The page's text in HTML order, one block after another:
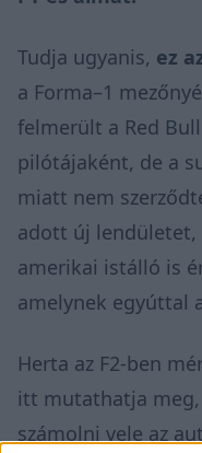
Tudja ugyanis, ez
a Forma–1
felmerült a Red
pilótájaként, de a
miatt nem
adott új lendületet,
amerikai istálló is
amelynek egyúttal
Herta az F2-ben
itt mutathatja meg,
számolni vele az